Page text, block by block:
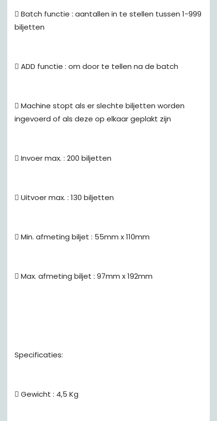
 Batch functie : aantallen in te stellen tussen 1-999
biljetten
 ADD functie : om door te tellen na de batch
 Machine stopt als er slechte biljetten worden
ingevoerd of als deze op elkaar geplakt zijn
 Invoer max. : 200 biljetten
 Uitvoer max. : 130 biljetten
 Min. afmeting biljet : 55mm x 110mm
 Max. afmeting biljet : 97mm x 192mm
Specificaties:
 Gewicht : 4,5 Kg